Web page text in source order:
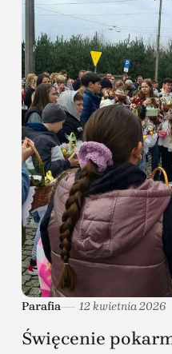
Parafia 12 kwietnia 2026
Święcenie